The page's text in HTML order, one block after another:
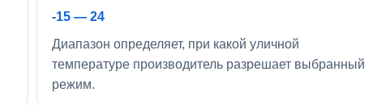
-15 — 24
Диапазон определяет, при какой уличной
температуре производитель разрешает выбранный
режим.